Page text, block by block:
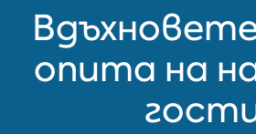
опита на